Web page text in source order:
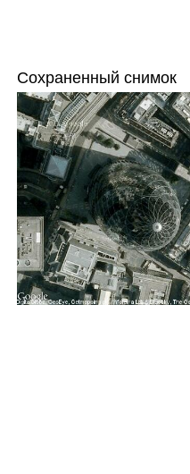
Сохраненный снимок